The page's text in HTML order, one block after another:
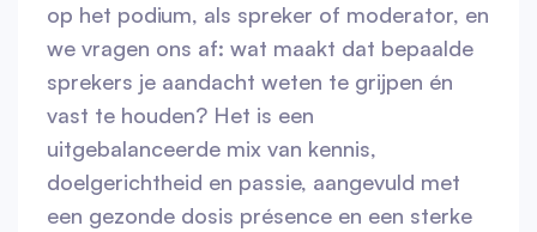
op het podium, als spreker of moderator, en
we vragen ons af: wat maakt dat bepaalde
sprekers je aandacht weten te grijpen én
vast te houden? Het is een
uitgebalanceerde mix van kennis,
doelgerichtheid en passie, aangevuld met
een gezonde dosis présence en een sterke